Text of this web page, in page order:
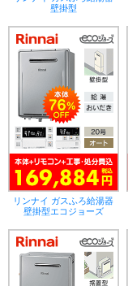
壁掛型
リンナイ ガスふろ給湯器
壁掛型エコジョーズ